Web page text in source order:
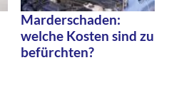
Marderschaden:
welche Kosten sind zu
befürchten?